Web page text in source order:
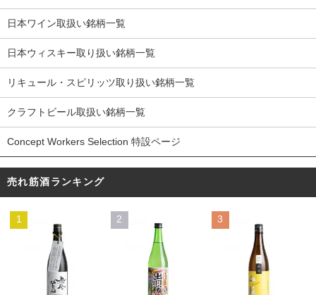
日本ワイン取扱い銘柄一覧
日本ウィスキー取り扱い銘柄一覧
リキュール・スピリッツ取り扱い銘柄一覧
クラフトビール取扱い銘柄一覧
Concept Workers Selection 特設ページ
売れ筋酒ランキング
1 2 3